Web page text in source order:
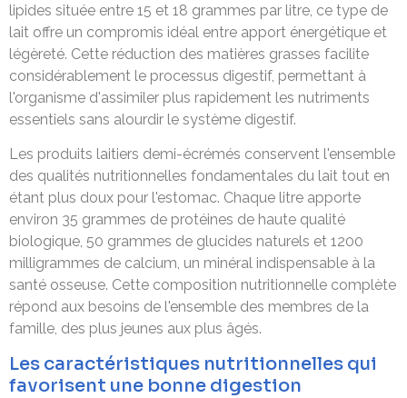
lipides située entre 15 et 18 grammes par litre, ce type de
lait offre un compromis idéal entre apport énergétique et
légèreté. Cette réduction des matières grasses facilite
considérablement le processus digestif, permettant à
l'organisme d'assimiler plus rapidement les nutriments
essentiels sans alourdir le système digestif.
Les produits laitiers demi-écrémés conservent l'ensemble
des qualités nutritionnelles fondamentales du lait tout en
étant plus doux pour l'estomac. Chaque litre apporte
environ 35 grammes de protéines de haute qualité
biologique, 50 grammes de glucides naturels et 1200
milligrammes de calcium, un minéral indispensable à la
santé osseuse. Cette composition nutritionnelle complète
répond aux besoins de l'ensemble des membres de la
famille, des plus jeunes aux plus âgés.
Les caractéristiques nutritionnelles qui
favorisent une bonne digestion